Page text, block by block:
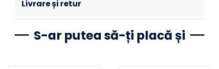
Livrare și retur
S-ar putea să-ți placă și